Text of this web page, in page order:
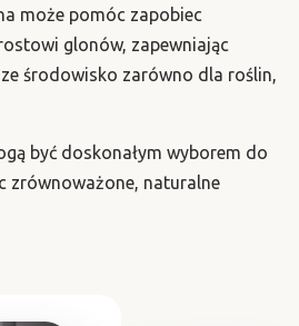
może pomóc zapobiec
glonów, zapewniając
środowisko zarówno dla roślin,
być doskonałym wyborem do
zrównoważone, naturalne